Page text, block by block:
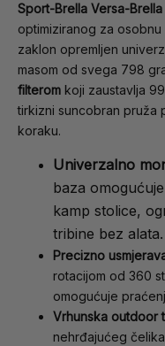
Sport-Brella Versa-
optimiziranog za
zaklon opremljen
masom od svega 798
filterom koji zaustavlja
tirkizni suncobran pruža
koraku.
Univerzalno
baza
kamp stolice,
tribine bez alata.
Precizno
rotacijom od 360
omogućuje
Vrhunska outdoor
nehrđajućeg